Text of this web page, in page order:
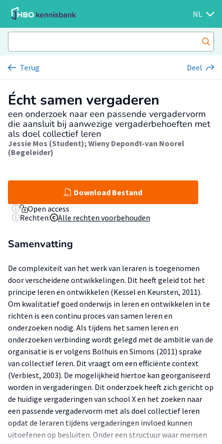
NL
Terug Deel
Écht samen vergaderen
een onderzoek naar een passende vergadervorm
die aansluit bij aanwezige vergaderbehoeften met
als doel collectief leren
Jessie Mos (Student); Wieny Depondt-van Noorel
(Begeleider)
Download Bestand
Open access
Rechten:
Alle rechten voorbehouden
Samenvatting
De complexiteit van het werk van leraren is toegenomen
door verscheidene ontwikkelingen. Dit heeft geleid tot het
principe leren en ontwikkelen (Kessel en Keursten, 2011).
Om kwalitatief goed onderwijs in leren en ontwikkelen in te
richten is een continu proces van samen leren en
onderzoeken nodig. Als tijdens het samen leren en
onderzoeken verbinding wordt gelegd met de ambitie van de
organisatie is er volgens Bolhuis en Simons (2011) sprake
van collectief leren. Dit vraagt om een efficiënte context
(Verbiest, 2003). De mogelijkheid hiertoe kan georganiseerd
worden in vergaderingen. Dit onderzoek heeft zich gericht op
de huidige vergaderingen van school X en het zoeken naar
een passende vergadervorm met als doel collectief leren
opdat de leraren tijdens vergaderingen invloed kunnen
uitoefenen op besluiten. Onder een structuur waar mensen